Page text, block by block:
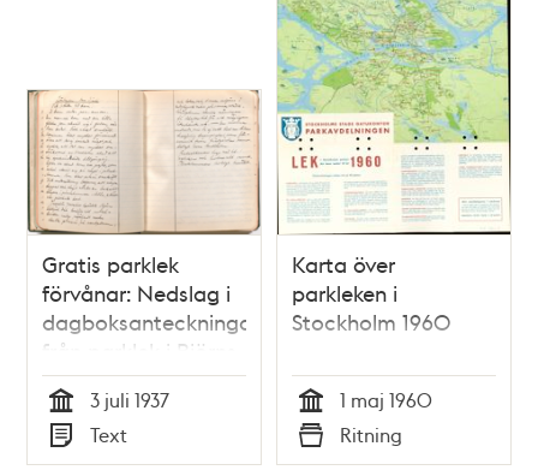
Gratis parklek
förvånar: Nedslag i
dagboksanteckningar
från parklek i Björns
trädgård sommaren
1937
Tid
3 juli 1937
Typ
Text
Karta över
parkleken i
Stockholm 1960
Tid
1 maj 1960
Typ
Ritning